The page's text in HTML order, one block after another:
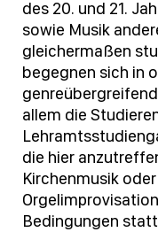
des 20. und 21.
sowie Musik
gleichermaßen
begegnen sich in
allem die
die hier
Kirchenmusik
Bedingungen